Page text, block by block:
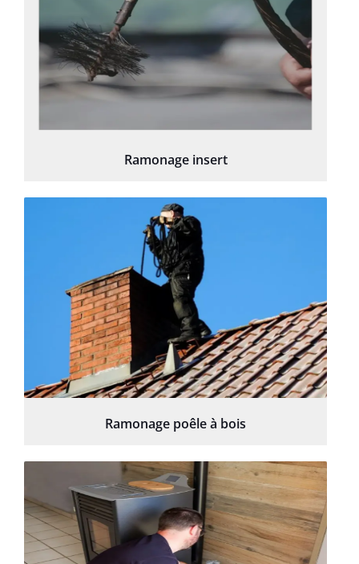
Ramonage insert
Ramonage poêle à bois